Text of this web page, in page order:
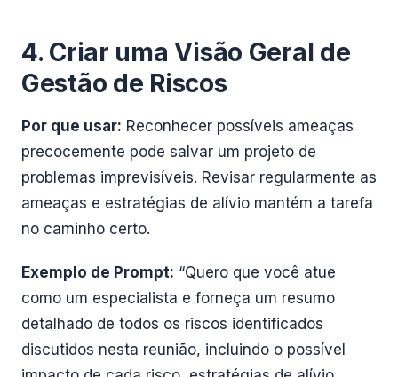
4. Criar uma Visão Geral de
Gestão de Riscos
Por que usar: Reconhecer possíveis ameaças
precocemente pode salvar um projeto de
problemas imprevisíveis. Revisar regularmente as
ameaças e estratégias de alívio mantém a tarefa
no caminho certo.
Exemplo de Prompt: “Quero que você atue
como um especialista e forneça um resumo
detalhado de todos os riscos identificados
discutidos nesta reunião, incluindo o possível